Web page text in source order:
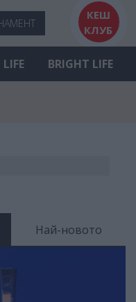
КЕШ
КЛУБ
BRIGHT LIFE
Най-новото